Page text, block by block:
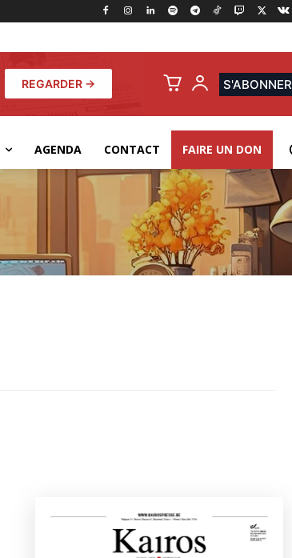
REGARDER → S'ABONNER
AGENDA CONTACT FAIRE UN DON